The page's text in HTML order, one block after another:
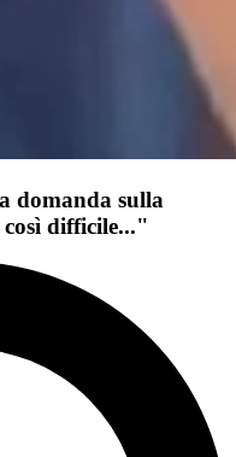
domanda sulla
difficile..."